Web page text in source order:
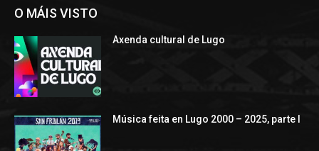
O MÁIS VISTO
Axenda cultural de Lugo
Música feita en Lugo 2000 – 2025, parte I